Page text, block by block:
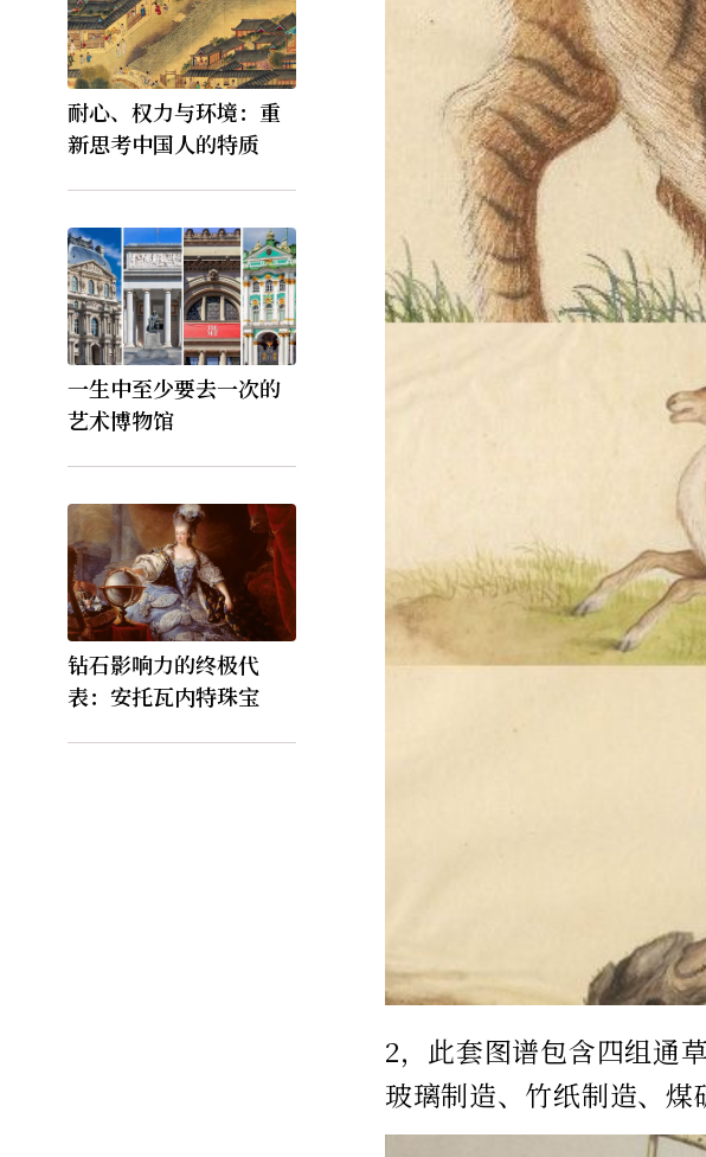
耐心、权力与环境：重
新思考中国人的特质
一生中至少要去一次的
艺术博物馆
钻石影响力的终极代
表：安托瓦内特珠宝
2，此套图谱包含四组通
玻璃制造、竹纸制造、煤